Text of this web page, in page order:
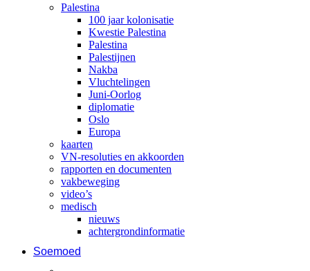
Palestina
100 jaar kolonisatie
Kwestie Palestina
Palestina
Palestijnen
Nakba
Vluchtelingen
Juni-Oorlog
diplomatie
Oslo
Europa
kaarten
VN-resoluties en akkoorden
rapporten en documenten
vakbeweging
video’s
medisch
nieuws
achtergrondinformatie
Soemoed